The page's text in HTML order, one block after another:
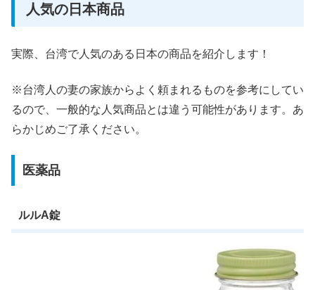
人気の日本商品
実際、台湾で人気のある日本の商品を紹介します！
※台湾人の妻の家族からよく頼まれるものを参考にしてい
るので、一般的な人気商品とは違う可能性があります。あ
らかじめご了承ください。
医薬品
ルルA錠